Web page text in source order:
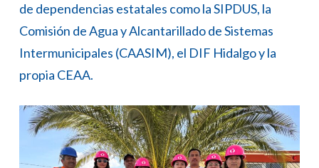
de dependencias estatales como la SIPDUS, la
Comisión de Agua y Alcantarillado de Sistemas
Intermunicipales (CAASIM), el DIF Hidalgo y la
propia CEAA.